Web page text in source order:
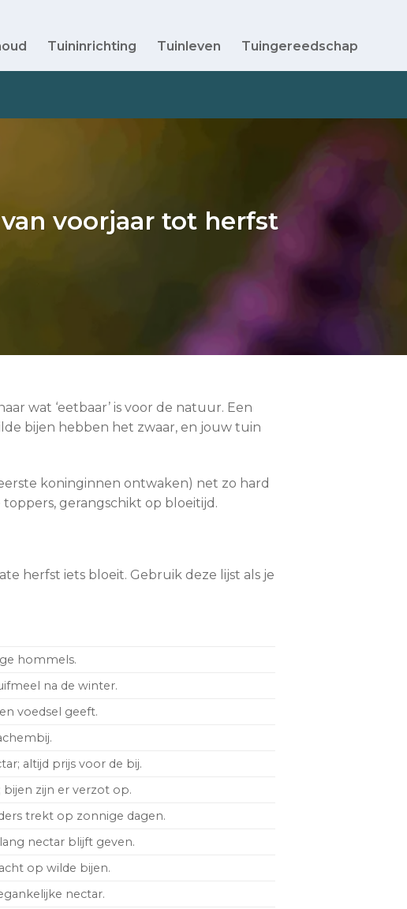
Tuininrichting Tuinleven Tuingereedschap
voorjaar tot herfst
wat ‘eetbaar’ is voor de natuur. Een
bijen hebben het zwaar, en jouw tuin
koninginnen ontwaken) net zo hard
gerangschikt op bloeitijd.
herfst iets bloeit. Gebruik deze lijst als je
hommels.
na de winter.
voedsel geeft.
altijd prijs voor de bij.
bijen zijn er verzot op.
trekt op zonnige dagen.
nectar blijft geven.
op wilde bijen.
nectar.